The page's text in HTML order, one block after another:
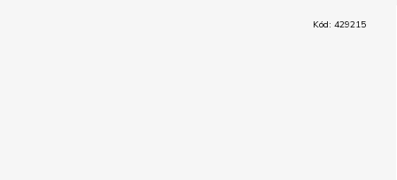
Kód: 429215